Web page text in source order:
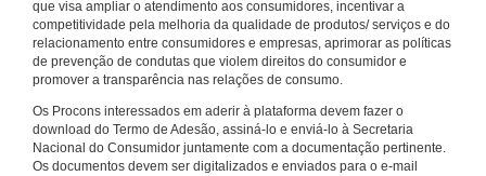
que visa ampliar o atendimento aos consumidores, incentivar a
competitividade pela melhoria da qualidade de produtos/ serviços e do
relacionamento entre consumidores e empresas, aprimorar as políticas
de prevenção de condutas que violem direitos do consumidor e
promover a transparência nas relações de consumo.
Os Procons interessados em aderir à plataforma devem fazer o
download do Termo de Adesão, assiná-lo e enviá-lo à Secretaria
Nacional do Consumidor juntamente com a documentação pertinente.
Os documentos devem ser digitalizados e enviados para o e-mail